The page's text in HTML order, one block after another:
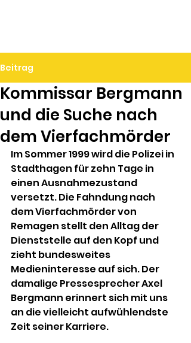
Beitrag
Kommissar Bergmann
und die Suche nach
dem Vierfachmörder
Im Sommer 1999 wird die Polizei in
Stadthagen für zehn Tage in
einen Ausnahmezustand
versetzt. Die Fahndung nach
dem Vierfachmörder von
Remagen stellt den Alltag der
Dienststelle auf den Kopf und
zieht bundesweites
Medieninteresse auf sich. Der
damalige Pressesprecher Axel
Bergmann erinnert sich mit uns
an die vielleicht aufwühlendste
Zeit seiner Karriere.